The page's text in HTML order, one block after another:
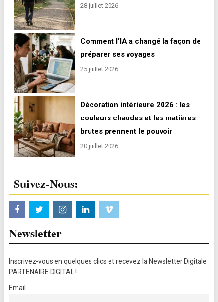
28 juillet 2026
Comment l’IA a changé la façon de
préparer ses voyages
25 juillet 2026
Décoration intérieure 2026 : les
couleurs chaudes et les matières
brutes prennent le pouvoir
20 juillet 2026
Suivez-Nous:
Newsletter
Inscrivez-vous en quelques clics et recevez la Newsletter Digitale
PARTENAIRE DIGITAL !
Email